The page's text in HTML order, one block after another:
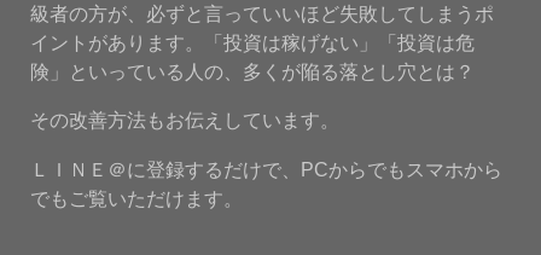
級者の方が、必ずと言っていいほど失敗してしまうポ
イントがあります。「投資は稼げない」「投資は危
険」といっている人の、多くが陥る落とし穴とは？
その改善方法もお伝えしています。
ＬＩＮＥ＠に登録するだけで、PCからでもスマホから
でもご覧いただけます。